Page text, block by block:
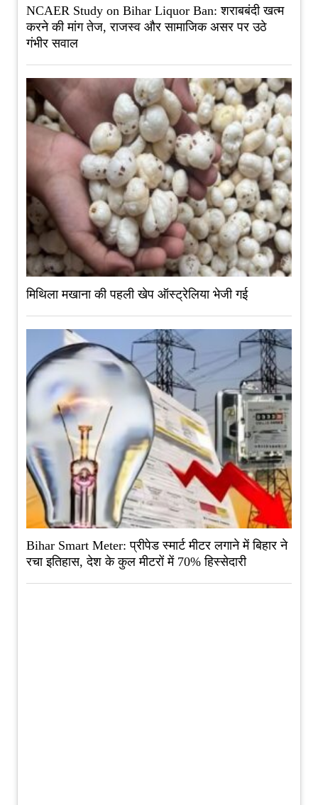
NCAER Study on Bihar Liquor Ban: शराबबंदी खत्म
करने की मांग तेज, राजस्व और सामाजिक असर पर उठे
गंभीर सवाल
मिथिला मखाना की पहली खेप ऑस्ट्रेलिया भेजी गई
Bihar Smart Meter: प्रीपेड स्मार्ट मीटर लगाने में बिहार ने
रचा इतिहास, देश के कुल मीटरों में 70% हिस्सेदारी